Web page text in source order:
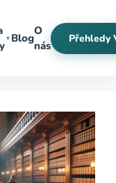
▼ Blog
O
nás
Přehledy